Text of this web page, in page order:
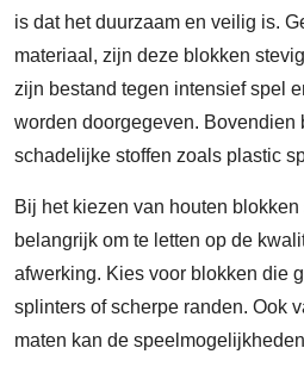
is dat het duurzaam en veilig is.
materiaal, zijn deze blokken
zijn bestand tegen intensief spel
worden doorgegeven. Bovendien
schadelijke stoffen zoals plastic
Bij het kiezen van houten
belangrijk om te letten op de
afwerking. Kies voor blokken die
splinters of scherpe randen. Ook
maten kan de